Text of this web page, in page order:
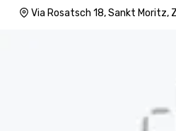
Via Rosatsch 18, Sankt Moritz,